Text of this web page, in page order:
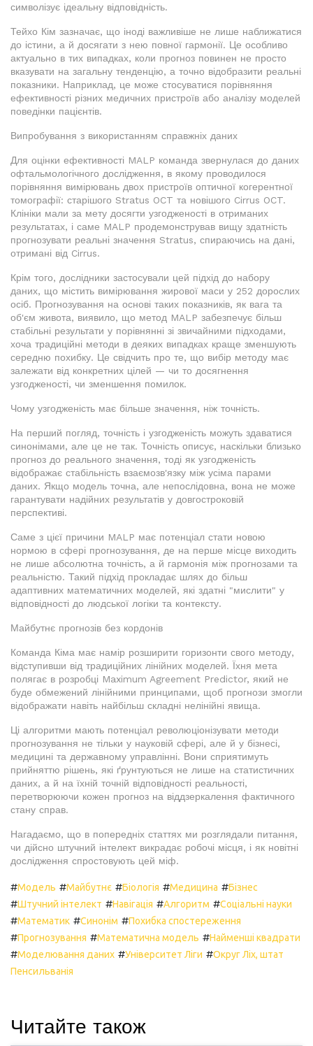
символізує ідеальну відповідність.
Тейхо Кім зазначає, що іноді важливіше не лише наближатися
до істини, а й досягати з нею повної гармонії. Це особливо
актуально в тих випадках, коли прогноз повинен не просто
вказувати на загальну тенденцію, а точно відобразити реальні
показники. Наприклад, це може стосуватися порівняння
ефективності різних медичних пристроїв або аналізу моделей
поведінки пацієнтів.
Випробування з використанням справжніх даних
Для оцінки ефективності MALP команда звернулася до даних
офтальмологічного дослідження, в якому проводилося
порівняння вимірювань двох пристроїв оптичної когерентної
томографії: старішого Stratus OCT та новішого Cirrus OCT.
Клініки мали за мету досягти узгодженості в отриманих
результатах, і саме MALP продемонстрував вищу здатність
прогнозувати реальні значення Stratus, спираючись на дані,
отримані від Cirrus.
Крім того, дослідники застосували цей підхід до набору
даних, що містить вимірювання жирової маси у 252 дорослих
осіб. Прогнозування на основі таких показників, як вага та
об'єм живота, виявило, що метод MALP забезпечує більш
стабільні результати у порівнянні зі звичайними підходами,
хоча традиційні методи в деяких випадках краще зменшують
середню похибку. Це свідчить про те, що вибір методу має
залежати від конкретних цілей — чи то досягнення
узгодженості, чи зменшення помилок.
Чому узгодженість має більше значення, ніж точність.
На перший погляд, точність і узгодженість можуть здаватися
синонімами, але це не так. Точність описує, наскільки близько
прогноз до реального значення, тоді як узгодженість
відображає стабільність взаємозв'язку між усіма парами
даних. Якщо модель точна, але непослідовна, вона не може
гарантувати надійних результатів у довгостроковій
перспективі.
Саме з цієї причини MALP має потенціал стати новою
нормою в сфері прогнозування, де на перше місце виходить
не лише абсолютна точність, а й гармонія між прогнозами та
реальністю. Такий підхід прокладає шлях до більш
адаптивних математичних моделей, які здатні "мислити" у
відповідності до людської логіки та контексту.
Майбутнє прогнозів без кордонів
Команда Кіма має намір розширити горизонти свого методу,
відступивши від традиційних лінійних моделей. Їхня мета
полягає в розробці Maximum Agreement Predictor, який не
буде обмежений лінійними принципами, щоб прогнози змогли
відображати навіть найбільш складні нелінійні явища.
Ці алгоритми мають потенціал революціонізувати методи
прогнозування не тільки у науковій сфері, але й у бізнесі,
медицині та державному управлінні. Вони сприятимуть
прийняттю рішень, які ґрунтуються не лише на статистичних
даних, а й на їхній точній відповідності реальності,
перетворюючи кожен прогноз на віддзеркалення фактичного
стану справ.
Нагадаємо, що в попередніх статтях ми розглядали питання,
чи дійсно штучний інтелект викрадає робочі місця, і як новітні
дослідження спростовують цей міф.
#Модель #Майбутнє #Біологія #Медицина #Бізнес
#Штучний інтелект #Навігація #Алгоритм #Соціальні науки
#Математик #Синонім #Похибка спостереження
#Прогнозування #Математична модель #Найменші квадрати
#Моделювання даних #Університет Ліги #Округ Ліх, штат
Пенсильванія
Читайте також